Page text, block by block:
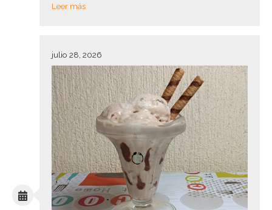
Leer más
julio 28, 2026